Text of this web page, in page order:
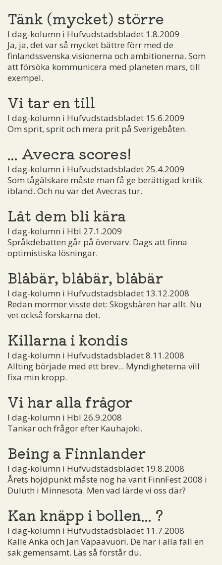
Tänk (mycket) större
I dag-kolumn i Hufvudstadsbladet 1.8.2009
Ja, ja, det var så mycket bättre förr med de
finlandssvenska visionerna och ambitionerna. Som
att försöka kommunicera med planeten mars, till
exempel.
Vi tar en till
I dag-kolumn i Hufvudstadsbladet 15.6.2009
Om sprit, sprit och mera prit på Sverigebåten.
... Avecra scores!
I dag-kolumn i Hufvudstadsbladet 25.4.2009
Som tågälskare måste man få ge berättigad kritik
ibland. Och nu var det Avecras tur.
Låt dem bli kära
I dag-kolumn i Hbl 27.1.2009
Språkdebatten går på övervarv. Dags att finna
optimistiska lösningar.
Blåbär, blåbär, blåbär
I dag-kolumn i Hufvudstadsbladet 13.12.2008
Redan mormor visste det: Skogsbären har allt. Nu
vet också forskarna det.
Killarna i kondis
I dag-kolumn i Hufvudstadsbladet 8.11.2008
Allting började med ett brev... Myndigheterna vill
fixa min kropp.
Vi har alla frågor
I dag-kolumn i Hbl 26.9.2008
Tankar och frågor efter Kauhajoki.
Being a Finnlander
I dag-kolumn i Hufvudstadsbladet 19.8.2008
Årets höjdpunkt måste nog ha varit FinnFest 2008 i
Duluth i Minnesota. Men vad lärde vi oss där?
Kan knäpp i bollen... ?
I dag-kolumn i Hufvudstadsbladet 11.7.2008
Kalle Anka och Jan Vapaavuori. De har i alla fall en
sak gemensamt. Läs så förstår du.